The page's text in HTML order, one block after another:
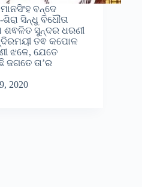
ବନ୍ଦେ
ସିନ୍ଧୁ ବିଧୌତା
ଶଵଳିତ ସୁନ୍ଦର ଧରଣୀ
ତଵ କପୋଳ
ଝଳେ, ଯେତେ
ଜଗତେ ତା’ର
2020